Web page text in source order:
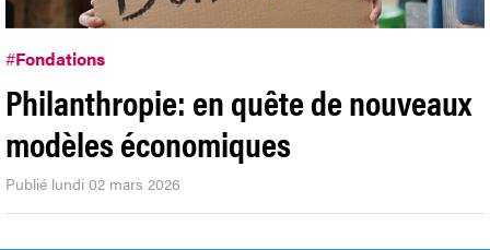
#Fondations
Philanthropie: en quête de nouveaux
modèles économiques
Publié lundi 02 mars 2026